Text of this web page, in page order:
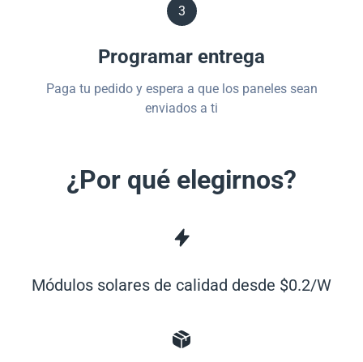
3
Programar entrega
Paga tu pedido y espera a que los paneles sean
enviados a ti
¿Por qué elegirnos?
Módulos solares de calidad desde $0.2/W